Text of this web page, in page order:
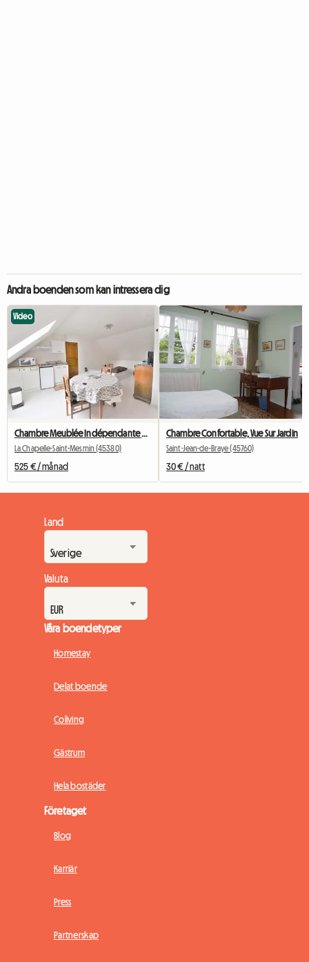
Andra boenden som kan intressera dig
Video
La Chapelle-Saint-Mesmin (45380)
525 € / månad
Chambre Confortable, Vue Sur Jardin
Saint-Jean-de-Braye (45760)
30 € / natt
Land
Valuta
Våra boendetyper
Homestay
Delat boende
Coliving
Gästrum
Hela bostäder
Företaget
Blog
Karriär
Press
Partnerskap